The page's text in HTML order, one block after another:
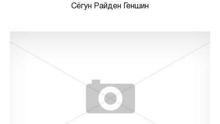
Сёгун Райден Геншин